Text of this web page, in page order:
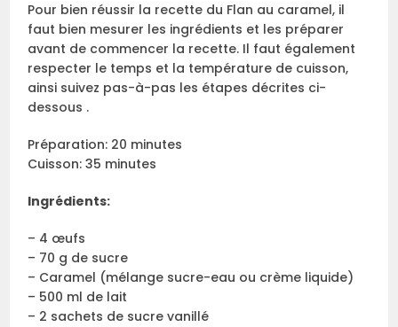
Pour bien réussir la recette du Flan au caramel, il
faut bien mesurer les ingrédients et les préparer
avant de commencer la recette. Il faut également
respecter le temps et la température de cuisson,
ainsi suivez pas-à-pas les étapes décrites ci-
dessous .
Préparation: 20 minutes
Cuisson: 35 minutes
Ingrédients:
– 4 œufs
– 70 g de sucre
– Caramel (mélange sucre-eau ou crème liquide)
– 500 ml de lait
– 2 sachets de sucre vanillé